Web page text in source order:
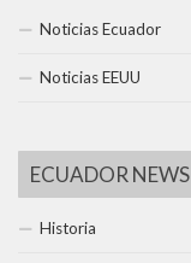
Noticias Ecuador
Noticias EEUU
ECUADOR NEWS
Historia